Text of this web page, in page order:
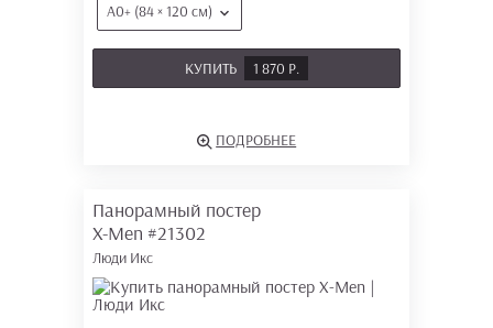
А0+ (84 × 120 см)
КУПИТЬ 1 870 Р.
ПОДРОБНЕЕ
Панорамный постер
X-Men #21302
Люди Икс